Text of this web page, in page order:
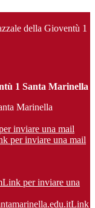
della Gioventù 1
1 Santa Marinella
Marinella
inviare una mail
per inviare una mail
Link per inviare una
Link